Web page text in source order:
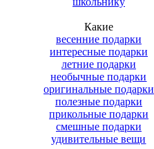
Какие
весенние подарки
интересные подарки
летние подарки
необычные подарки
оригинальные подарки
полезные подарки
прикольные подарки
смешные подарки
удивительные вещи